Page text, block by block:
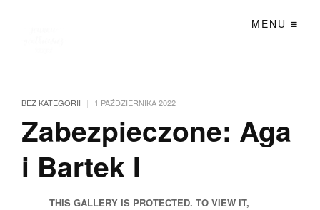
MENU
BEZ KATEGORII | 1 PAŹDZIERNIKA 2022
Zabezpieczone: Aga
i Bartek I
THIS GALLERY IS PROTECTED. TO VIEW IT,